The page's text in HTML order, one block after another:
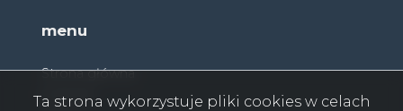
menu
Strona główna
O firmie
Ta strona wykorzystuje pliki cookies w celach